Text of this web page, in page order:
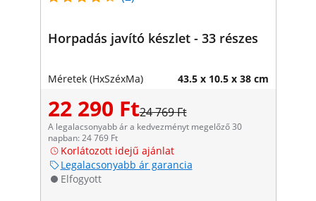
Horpadás javító készlet - 33 részes
Méretek (HxSzéxMa) 43.5 x 10.5 x 38 cm
22 290 Ft24 769 Ft
A legalacsonyabb ár a kedvezményt megelőző 30
napban: 24 769 Ft
Korlátozott idejű ajánlat
Legalacsonyabb ár garancia
Elfogyott